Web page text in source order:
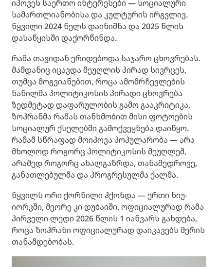
იპოვეს საერთო ინტერესები — სოციალური
სამართლიანობისა და კულტურის ირგვლივ.
წყვილი 2024 წელს დაინიშნა და 2025 წლის
დასაწყისში დაქორწინდა.
რამა თავიდან ერიდებოდა საჯარო ცხოვრებას.
მამდანიც იცავდა მეუღლის პირად სივრცეს,
თუმცა მოგვიანებით, როცა ამომრჩევლების
ნაწილმა პოლიტიკოსის პირადი ცხოვრება
ზედმეტად დაფარულობის გამო გააკრიტიკა,
ზოჰრანმა რამას თანხმობით მისი ფოტოების
სოციალურ ქსელებში გამოქვეყნება დაიწყო.
რამამ სწრაფად მოიპოვა პოპულარობა — არა
მხოლოდ როგორც პოლიტიკოსის მეუღლემ,
არამედ როგორც ახალგაზრდა, თანამედროვე,
განათლებულმა და პროგრესულმა ქალმა.
წყვილს ორი ქორწილი ჰქონდა — ერთი ნიუ-
იორკში, მეორე კი დუბაიში. ოფიციალურად რამა
პირველი ლედი 2026 წლის 1 იანვარს გახდება,
როცა ზოჰრანი ოფიციალურად დაიკავებს მერის
თანამდებობას.